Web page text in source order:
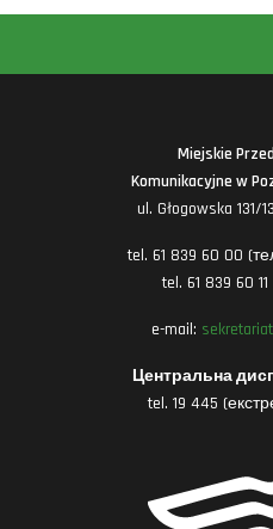
Miejskie
Komunikacyjne w
ul. Głogowska 131/
tel. 61 839 60 00
tel. 61 839 60
e-mail:
Центральна
tel. 19 445